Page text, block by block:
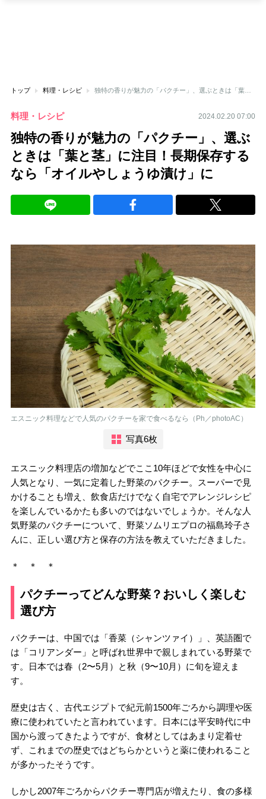
トップ 料理・レシピ 独特の香りが魅力の「パクチー」、選ぶときは「葉と茎」に注目！長期保存するなら「オイルやしょうゆ漬け」に
料理・レシピ 2024.02.20 07:00
独特の香りが魅力の「パクチー」、選ぶ
ときは「葉と茎」に注目！長期保存する
なら「オイルやしょうゆ漬け」に
エスニック料理などで人気のパクチーを家で食べるなら（Ph／photoAC）
写真6枚
エスニック料理店の増加などでここ10年ほどで女性を中心に
人気となり、一気に定着した野菜のパクチー。スーパーで見
かけることも増え、飲食店だけでなく自宅でアレンジレシピ
を楽しんでいるかたも多いのではないでしょうか。そんな人
気野菜のパクチーについて、野菜ソムリエプロの福島玲子さ
んに、正しい選び方と保存の方法を教えていただきました。
＊ ＊ ＊
パクチーってどんな野菜？おいしく楽しむ
選び方
パクチーは、中国では「香菜（シャンツァイ）」、英語圏で
は「コリアンダー」と呼ばれ世界中で親しまれている野菜で
す。日本では春（2〜5月）と秋（9〜10月）に旬を迎えま
す。
歴史は古く、古代エジプトで紀元前1500年ごろから調理や医
療に使われていたと言われています。日本には平安時代に中
国から渡ってきたようですが、食材としてはあまり定着せ
ず、これまでの歴史ではどちらかというと薬に使われること
が多かったそうです。
しかし2007年ごろからパクチー専門店が増えたり、食の多様